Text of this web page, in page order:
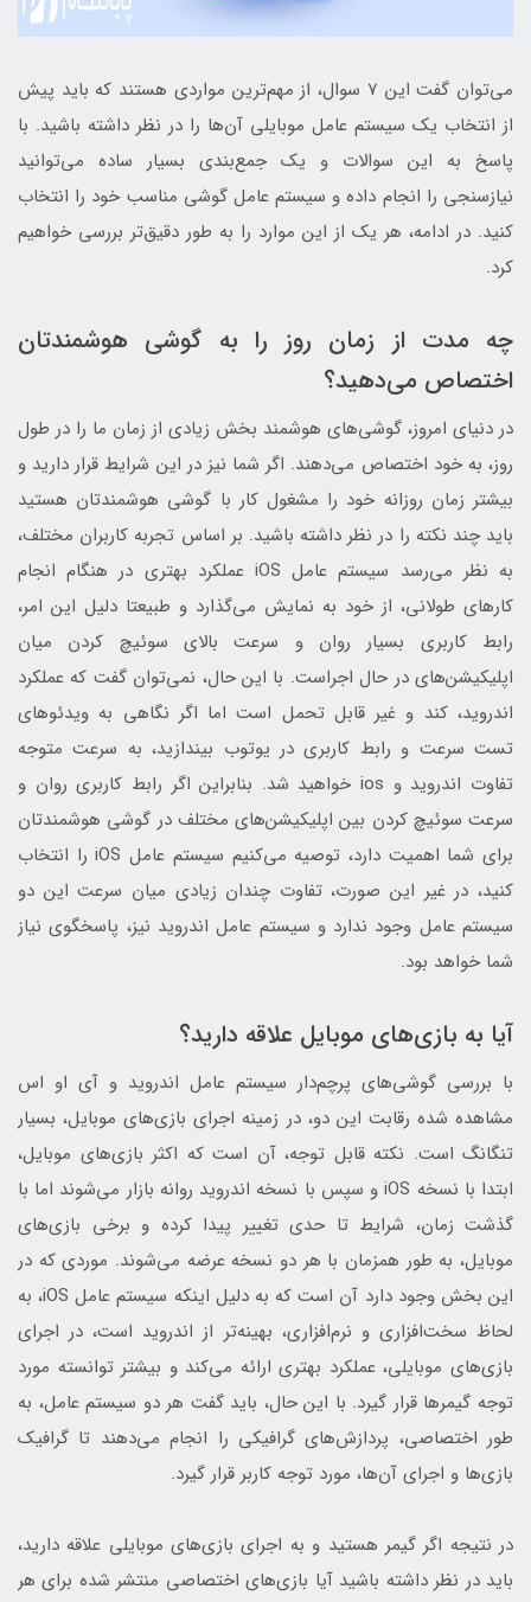
می‌توان گفت این 7 سوال، از مهم‌ترین مواردی هستند که باید پیش
از انتخاب یک سیستم عامل موبایلی آن‌ها را در نظر داشته باشید. با
پاسخ به این سوالات و یک جمع‌بندی بسیار ساده می‌توانید
نیازسنجی را انجام داده و سیستم عامل گوشی مناسب خود را انتخاب
کنید. در ادامه، هر یک از این موارد را به طور دقیق‌تر بررسی خواهیم
کرد.
چه مدت از زمان روز را به گوشی هوشمندتان
اختصاص می‌دهید؟
در دنیای امروز، گوشی‌های هوشمند بخش زیادی از زمان ما را در طول
روز، به خود اختصاص می‌دهند. اگر شما نیز در این شرایط قرار دارید و
بیشتر زمان روزانه خود را مشغول کار با گوشی هوشمندتان هستید
باید چند نکته را در نظر داشته باشید. بر اساس تجربه کاربران مختلف،
به نظر می‌رسد سیستم عامل iOS عملکرد بهتری در هنگام انجام
کارهای طولانی، از خود به نمایش می‌گذارد و طبیعتا دلیل این امر،
رابط کاربری بسیار روان و سرعت بالای سوئیچ کردن میان
اپلیکیشن‌های در حال اجراست. با این حال، نمی‌توان گفت که عملکرد
اندروید، کند و غیر قابل تحمل است اما اگر نگاهی به ویدئوهای
تست سرعت و رابط کاربری در یوتوب بیندازید، به سرعت متوجه
تفاوت اندروید و ios خواهید شد. بنابراین اگر رابط کاربری روان و
سرعت سوئیچ کردن بین اپلیکیشن‌های مختلف در گوشی هوشمندتان
برای شما اهمیت دارد، توصیه می‎‌کنیم سیستم عامل iOS را انتخاب
کنید، در غیر این صورت، تفاوت چندان زیادی میان سرعت این دو
سیستم عامل وجود ندارد و سیستم عامل اندروید نیز، پاسخگوی نیاز
شما خواهد بود.
آیا به بازی‌های موبایل علاقه دارید؟
با بررسی گوشی‌های پرچم‌دار سیستم عامل اندروید و آی او اس
مشاهده شده رقابت این دو، در زمینه اجرای بازی‌های موبایل، بسیار
تنگانگ است. نکته‌ قابل توجه، آن است که اکثر بازی‌های موبایل،
ابتدا با نسخه iOS و سپس با نسخه اندروید روانه بازار می‌شوند اما با
گذشت زمان، شرایط تا حدی تغییر پیدا کرده و برخی بازی‌های
موبایل، به طور همزمان با هر دو نسخه عرضه می‌شوند. موردی که در
این بخش وجود دارد آن است که به دلیل اینکه سیستم عامل iOS، به
لحاظ سخت‌افزاری و نرم‌افزاری، بهینه‌تر از اندروید است، در اجرای
بازی‌های موبایلی، عملکرد بهتری ارائه می‌کند و بیشتر توانسته مورد
توجه گیمرها قرار گیرد. با این حال، باید گفت هر دو سیستم عامل، به
طور اختصاصی، پردازش‌های گرافیکی را انجام می‌دهند تا گرافیک
بازی‌ها و اجرای آن‌ها، مورد توجه کاربر قرار گیرد.
در نتیجه اگر گیمر هستید و به اجرای بازی‌های موبایلی علاقه دارید،
باید در نظر داشته باشید آیا بازی‌های اختصاصی منتشر شده برای هر